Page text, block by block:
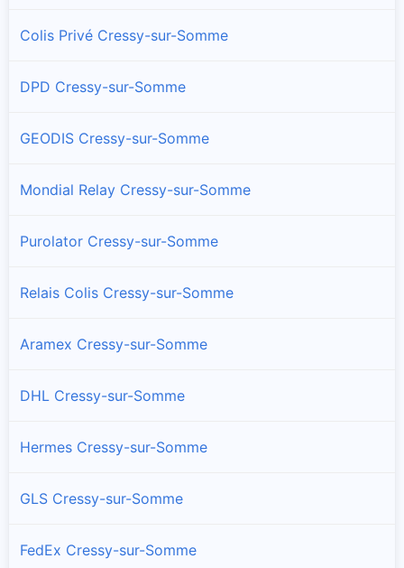
Colis Privé Cressy-sur-Somme
DPD Cressy-sur-Somme
GEODIS Cressy-sur-Somme
Mondial Relay Cressy-sur-Somme
Purolator Cressy-sur-Somme
Relais Colis Cressy-sur-Somme
Aramex Cressy-sur-Somme
DHL Cressy-sur-Somme
Hermes Cressy-sur-Somme
GLS Cressy-sur-Somme
FedEx Cressy-sur-Somme